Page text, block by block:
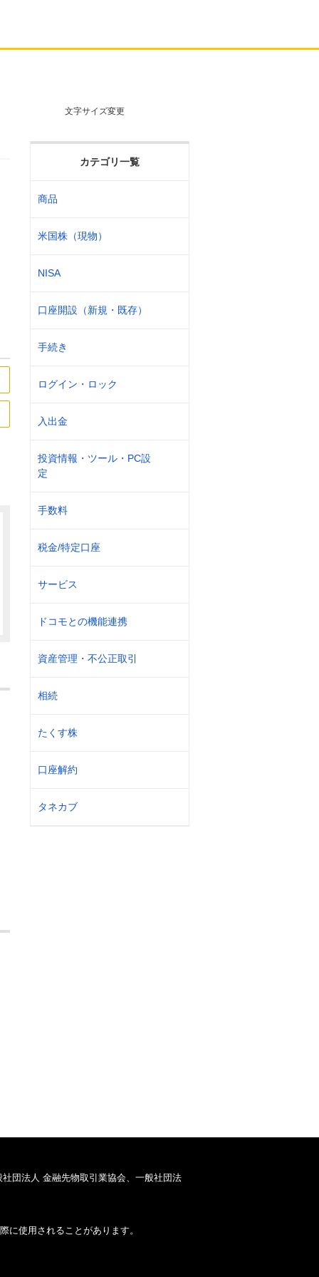
文字サイズ変更
カテゴリ一覧
商品
米国株（現物）
NISA
口座開設（新規・既存）
手続き
ログイン・ロック
入出金
投資情報・ツール・PC設
定
手数料
税金/特定口座
サービス
ドコモとの機能連携
資産管理・不公正取引
相続
たくす株
口座解約
タネカブ
団法人 金融先物取引業協会、一般社団法
に使用されることがあります。